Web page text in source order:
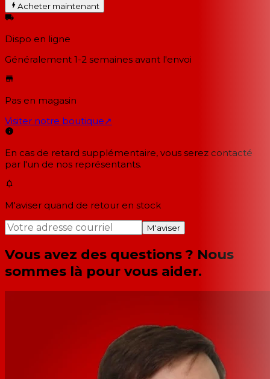
Acheter maintenant
Dispo en ligne
Généralement 1-2 semaines avant l'envoi
Pas en magasin
Visiter notre boutique↗
En cas de retard supplémentaire, vous serez contacté
par l'un de nos représentants.
M'aviser quand de retour en stock
M'aviser
Vous avez des questions ? Nous
sommes là pour vous aider.